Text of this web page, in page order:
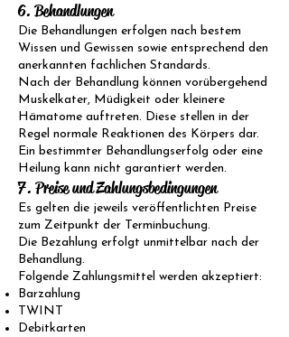
6. Behandlungen
Die Behandlungen erfolgen nach bestem
Wissen und Gewissen sowie entsprechend den
anerkannten fachlichen Standards.
Nach der Behandlung können vorübergehend
Muskelkater, Müdigkeit oder kleinere
Hämatome auftreten. Diese stellen in der
Regel normale Reaktionen des Körpers dar.
Ein bestimmter Behandlungserfolg oder eine
Heilung kann nicht garantiert werden.
7. Preise und Zahlungsbedingungen
Es gelten die jeweils veröffentlichten Preise
zum Zeitpunkt der Terminbuchung.
Die Bezahlung erfolgt unmittelbar nach der
Behandlung.
Folgende Zahlungsmittel werden akzeptiert:
Barzahlung
TWINT
Debitkarten